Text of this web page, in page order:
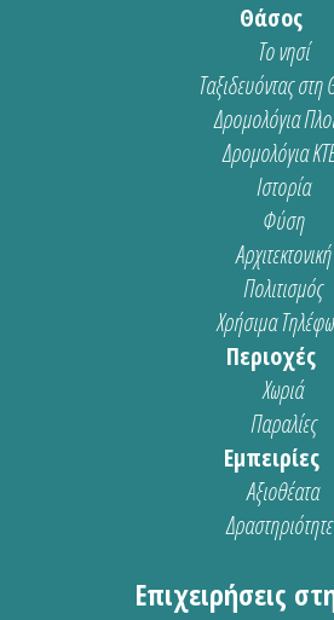
Θάσος
Το νησί
Ταξιδευόντας
Δρομολόγια
Δρομολόγια
Ιστορία
Φύση
Αρχιτεκτονική
Πολιτισμός
Χρήσιμα
Περιοχές
Χωριά
Παραλίες
Εμπειρίες
Αξιοθέατα
Επιχειρήσεις